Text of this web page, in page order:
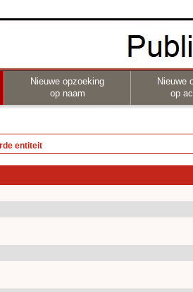
Nieuwe opzoeking
op naam
Nieuwe
op
entiteit